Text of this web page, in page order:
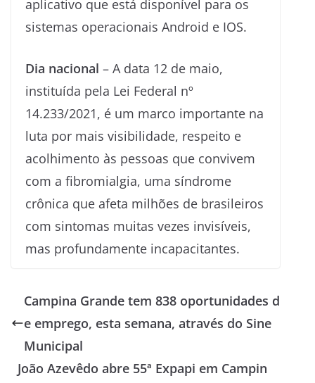
aplicativo que está disponível para os
sistemas operacionais Android e IOS.
Dia nacional – A data 12 de maio,
instituída pela Lei Federal nº
14.233/2021, é um marco importante na
luta por mais visibilidade, respeito e
acolhimento às pessoas que convivem
com a fibromialgia, uma síndrome
crônica que afeta milhões de brasileiros
com sintomas muitas vezes invisíveis,
mas profundamente incapacitantes.
Campina Grande tem 838 oportunidades d
e emprego, esta semana, através do Sine
Municipal
João Azevêdo abre 55ª Expapi em Campin